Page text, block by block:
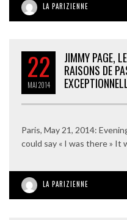
LA PARIZIENNE
22
MAI2014
JIMMY PAGE,
RAISONS DE
Paris, May 21, 2014:
could say « I was there » It
LA PARIZIENNE